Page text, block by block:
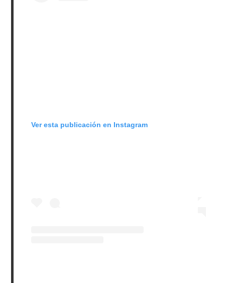
Ver esta publicación en Instagram